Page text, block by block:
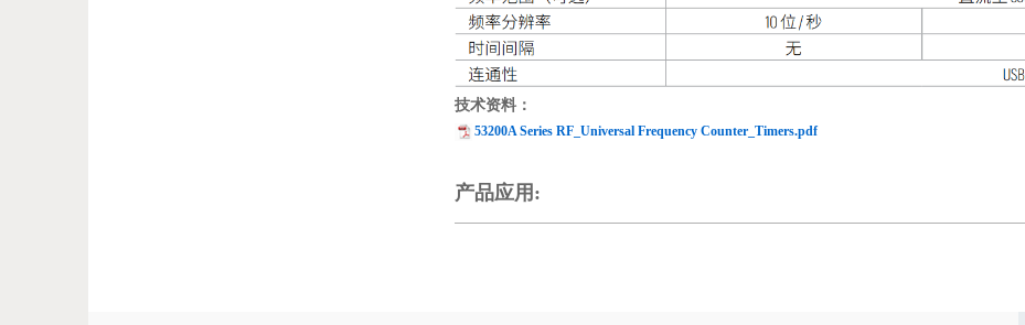
技术资料：
53200A Series RF_Universal Frequency Counter_Timers.pdf
产品应用: